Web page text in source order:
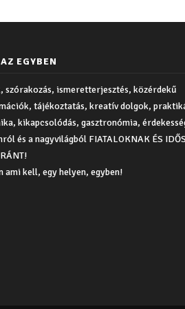
EGYBEN
szórakozás, ismeretterjesztés, közérdekű
tájékoztatás, kreatív dolgok,
kikapcsolódás, gasztronómia,
és a nagyvilágból FIATALOKNAK ÉS
ami kell, egy helyen, egyben!